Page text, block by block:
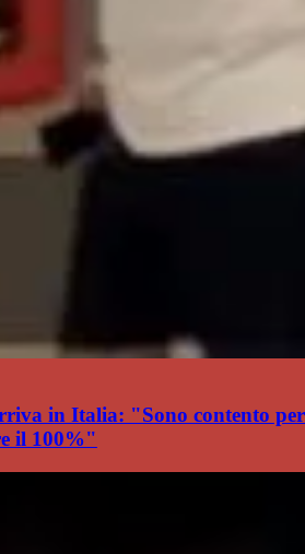
in Italia: "Sono contento per
il 100%"